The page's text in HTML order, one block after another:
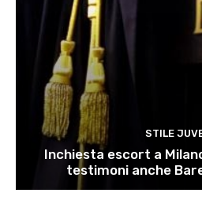
STILE
Inchiesta escort a
testimoni anche